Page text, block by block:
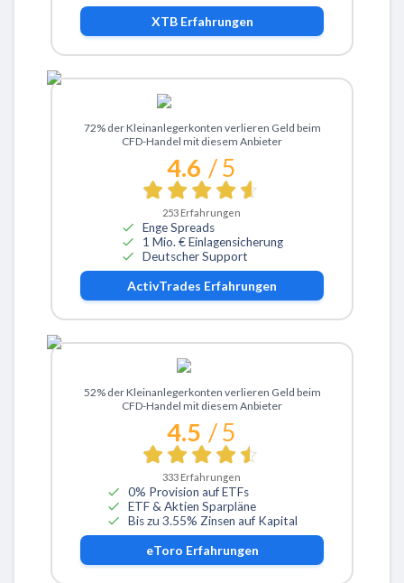
XTBErfahrungen
Zu ActivTrades
72% der Kleinanlegerkonten verlieren Geld beim
CFD-Handel mit diesem Anbieter
4.6 / 5
253 Erfahrungen
Enge Spreads
1 Mio. € Einlagensicherung
Deutscher Support
ActivTrades Erfahrungen
Zu eToro
52% der Kleinanlegerkonten verlieren Geld beim
CFD-Handel mit diesem Anbieter
4.5 / 5
333 Erfahrungen
0% Provision auf ETFs
ETF & Aktien Sparpläne
Bis zu 3.55% Zinsen auf Kapital
eToro Erfahrungen